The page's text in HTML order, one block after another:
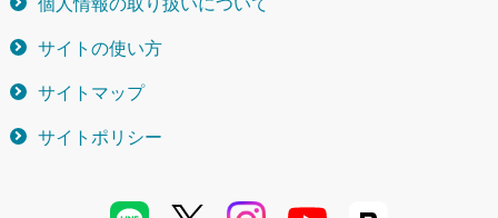
個人情報の取り扱いについて
サイトの使い方
サイトマップ
サイトポリシー